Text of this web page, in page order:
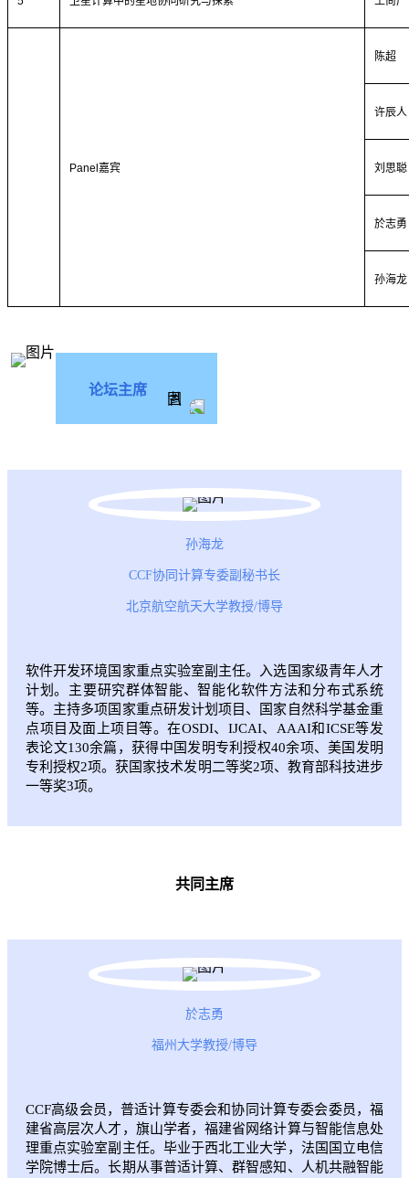
Panel 嘉宾
陈超
许辰人
刘思聪
於志勇
孙海龙
论坛主席
孙海龙
CCF协同计算专委副秘书长
北京航空航天大学教授/博导
软件开发环境国家重点实验室副主任。入选国家级青年人才
计划。主要研究群体智能、智能化软件方法和分布式系统
等。主持多项国家重点研发计划项目、国家自然科学基金重
点项目及面上项目等。在OSDI、IJCAI、AAAI和ICSE等发
表论文130余篇，获得中国发明专利授权40余项、美国发明
专利授权2项。获国家技术发明二等奖2项、教育部科技进步
一等奖3项。
共同主席
於志勇
福州大学教授/博导
CCF高级会员，普适计算专委会和协同计算专委会委员，福
建省高层次人才，旗山学者，福建省网络计算与智能信息处
理重点实验室副主任。毕业于西北工业大学，法国国立电信
学院博士后。长期从事普适计算、群智感知、人机共融智能